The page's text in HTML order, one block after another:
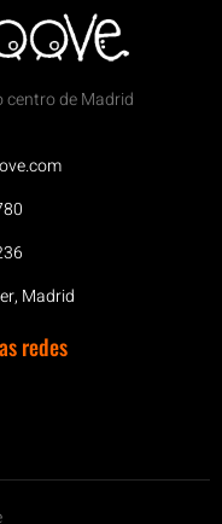
centro de Madrid
Madrid
redes